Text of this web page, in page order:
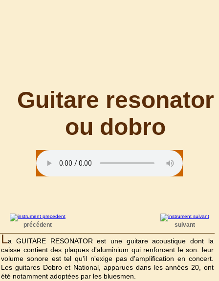
Guitare resonator
ou dobro
précédent suivant
La GUITARE RESONATOR est une guitare acoustique dont la
caisse contient des plaques d'aluminium qui renforcent le son: leur
volume sonore est tel qu'il n'exige pas d'amplification en concert.
Les guitares Dobro et National, apparues dans les années 20, ont
été notamment adoptées par les bluesmen.